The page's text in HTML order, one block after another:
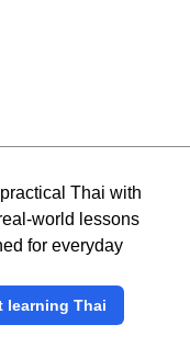
Thai with
world lessons
for everyday
learning Thai